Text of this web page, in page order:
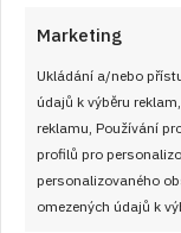
Marketing
Ukládání a/nebo
údajů k výběru
reklamu, Používání
profilů pro
personalizovaného
omezených údajů k